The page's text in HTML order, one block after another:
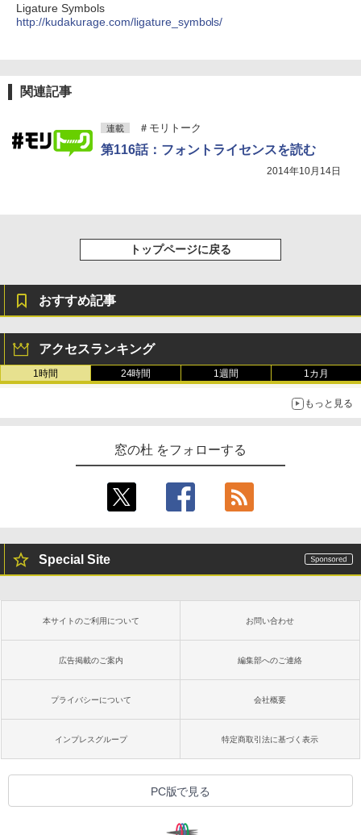
￥1,600
ージ、防水、7インチカラーディスプレ
イ、色調調節ライト、最大8週間持続バッ
New Amazon Kindle Scribe Colorsoft |
11インチカラーディスプレイ、64GBスト
整、色調調節ライト、プレミアムペン付
Ligature Symbols
http://kudakurage.com/ligature_symbols/
関連記事
連載 ＃モリトーク
第116話：フォントライセンスを読む
2014年10月14日
トップページに戻る
おすすめ記事
アクセスランキング
1時間 24時間 1週間 1カ月
もっと見る
窓の杜 をフォローする
Special Site
本サイトのご利用について お問い合わせ
広告掲載のご案内 編集部へのご連絡
プライバシーについて 会社概要
インプレスグループ 特定商取引法に基づく表示
PC版で見る